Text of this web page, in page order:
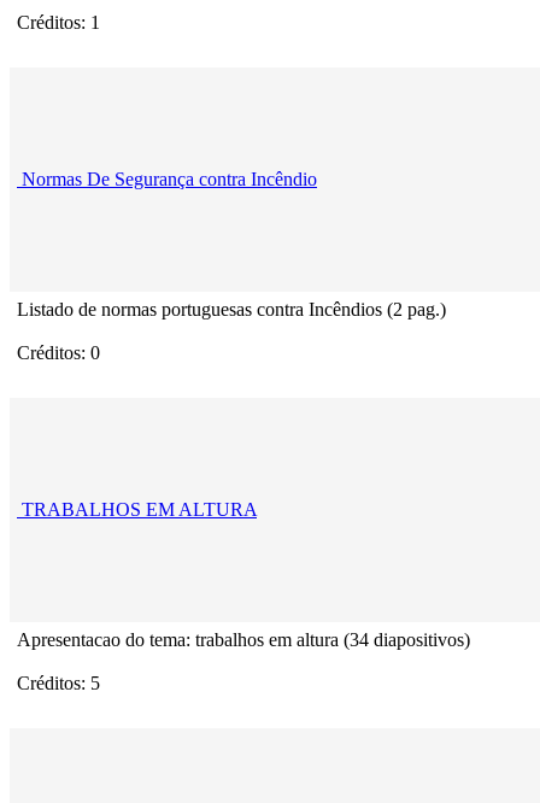
Créditos: 1
Normas De Segurança contra Incêndio
Listado de normas portuguesas contra Incêndios (2 pag.)
Créditos: 0
TRABALHOS EM ALTURA
Apresentacao do tema: trabalhos em altura (34 diapositivos)
Créditos: 5